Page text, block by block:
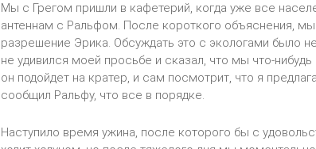
Мы с Грегом пришли в кафетерий, когда уже все
антеннам с Ральфом. После короткого объяснения,
разрешение Эрика. Обсуждать это с экологами было
не удивился моей просьбе и сказал, что мы что-
он подойдет на кратер, и сам посмотрит, что я
сообщил Ральфу, что все в порядке.
Наступило время ужина, после которого бы с